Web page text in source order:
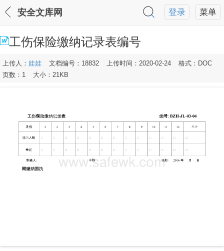
菜单
登录
安全文库网
工伤保险缴纳记录表编号
上传人： 娃娃 文档编号：18832 上传时间：2020-02-24
格式：DOC
页数：1
大小：21KB